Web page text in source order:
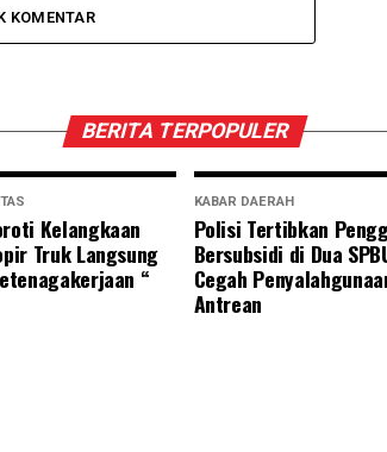
KOMENTAR
BERITA TERPOPULER
Kelangkaan
Truk Langsung
“
KABAR DAERAH
Polisi Tertibkan
Bersubsidi di Dua
Cegah
Antrean